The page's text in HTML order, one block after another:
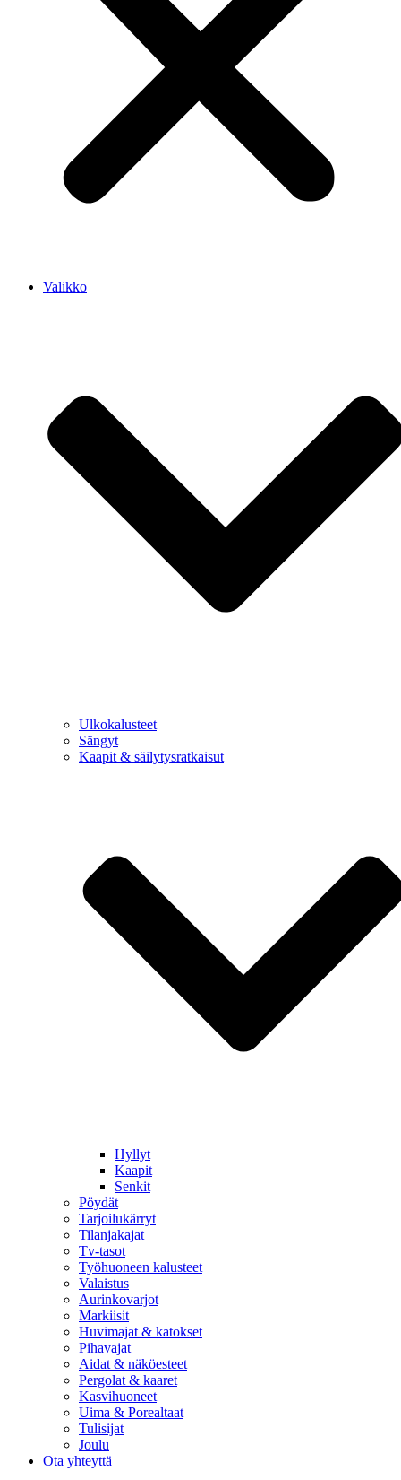
Valikko
Ulkokalusteet
Sängyt
Kaapit & säilytysratkaisut
Hyllyt
Kaapit
Senkit
Pöydät
Tarjoilukärryt
Tilanjakajat
Tv-tasot
Työhuoneen kalusteet
Valaistus
Aurinkovarjot
Markiisit
Huvimajat & katokset
Pihavajat
Aidat & näköesteet
Pergolat & kaaret
Kasvihuoneet
Uima & Porealtaat
Tulisijat
Joulu
Ota yhteyttä